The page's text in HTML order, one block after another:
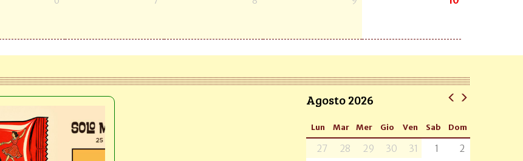
Agosto 2026
Lun Mar Mer Gio Ven Sab Dom
27 28 29 30 31 1
2